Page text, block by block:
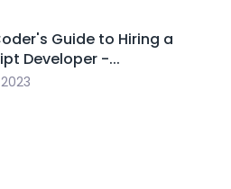
Guide to Hiring a
Developer -...